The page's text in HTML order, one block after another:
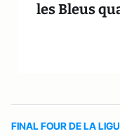
les Bleus
FINAL FOUR DE LA